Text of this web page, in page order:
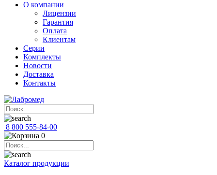
О компании
Лицензии
Гарантия
Оплата
Клиентам
Серии
Комплекты
Новости
Доставка
Контакты
8 800 555-84-00
0
Каталог продукции